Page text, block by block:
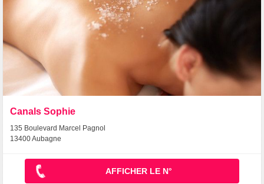
Canals Sophie
135 Boulevard Marcel Pagnol
13400 Aubagne
AFFICHER LE N°